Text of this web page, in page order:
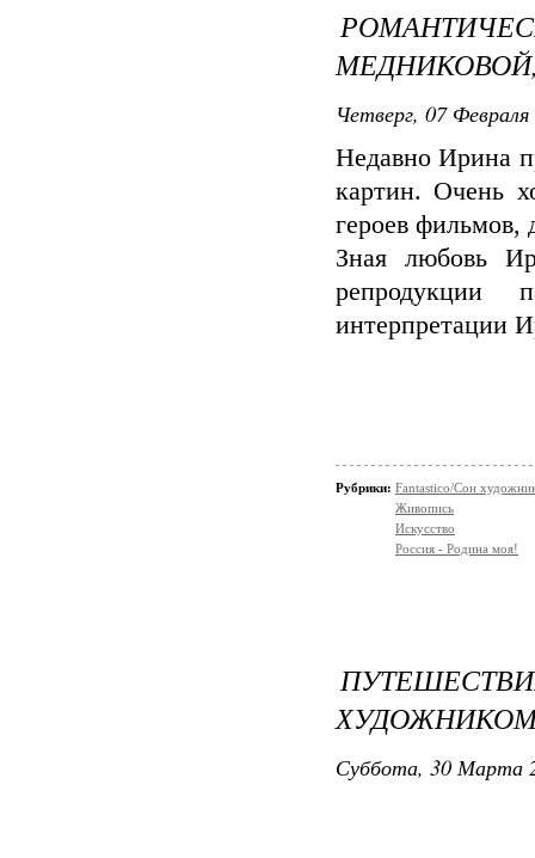
Четверг, 07
Недавно Ирина
картин. Очень
героев фильмов,
Зная любовь
репродукции
интерпретации
Рубрики: Fantastico/Сон
Живопись
Искусство
Россия - Родина моя!
ХУДОЖНИКОМ
Суббота, 30 Марта